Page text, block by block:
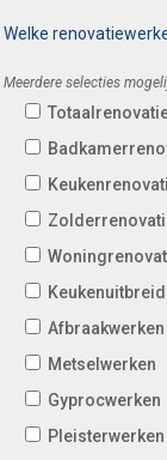
Welke
Meerdere selecties
Afbraakwerken
Metselwerken
Gyprocwerken
Pleisterwerken